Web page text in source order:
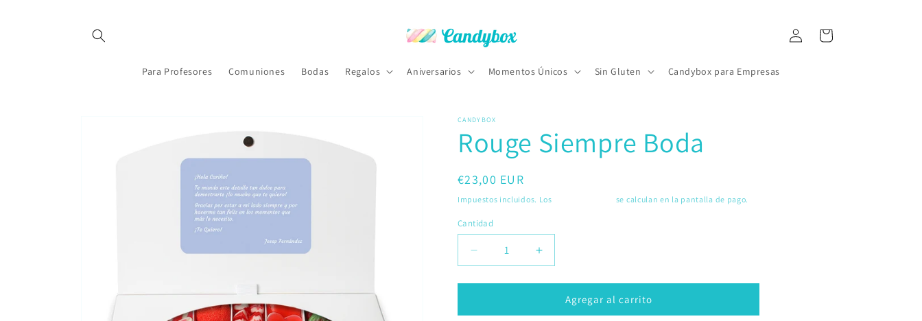
Para Profesores Comuniones Bodas Regalos Aniversarios Momentos Únicos Sin Gluten Candybox para Empresas
sesión
Carrito
CANDYBOX
Rouge Siempre Boda
Precio
habitual
€23,00 EUR
Impuestos incluidos. Los se calculan en la pantalla de pago.
Cantidad
Reducir
cantidad
para
Siempre
Aumentar
cantidad
para
Rouge
Siempre
Agregar al carrito